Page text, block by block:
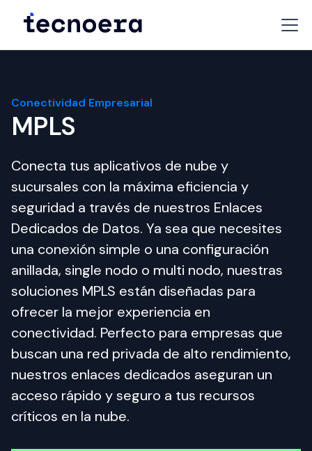
Conectividad Empresarial
MPLS
Conecta tus aplicativos de nube y
sucursales con la máxima eficiencia y
seguridad a través de nuestros Enlaces
Dedicados de Datos. Ya sea que necesites
una conexión simple o una configuración
anillada, single nodo o multi nodo, nuestras
soluciones MPLS están diseñadas para
ofrecer la mejor experiencia en
conectividad. Perfecto para empresas que
buscan una red privada de alto rendimiento,
nuestros enlaces dedicados aseguran un
acceso rápido y seguro a tus recursos
críticos en la nube.